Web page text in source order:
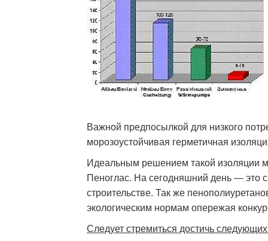
Важной предпосылкой для низкого
морозоустойчивая герметичная
Идеальным решением такой изоляции
Пеноглас. На сегодняшний день — это
строительстве. Так же
экологическим нормам опережая
Следует стремиться достичь